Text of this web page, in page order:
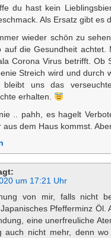
du hast kein
Als Ersatz gibt es
wieder schön zu
auf die Gesundheit
Corona Virus betrifft. Ob
Streich wird und durch
uns das
erhalten.
.. pahh, es hagelt
aus dem Haus kommst.
um 17:21 Uhr
von mir, falls nicht
Pfefferminz Öl.
eine unerfreuliche
auch nicht mehr, denn